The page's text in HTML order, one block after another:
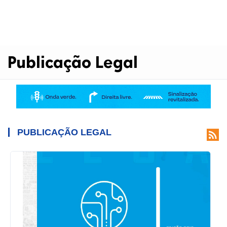
Publicação Legal
PUBLICAÇÃO LEGAL 